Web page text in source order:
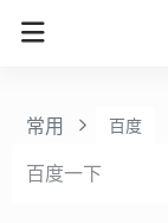
常用 百度